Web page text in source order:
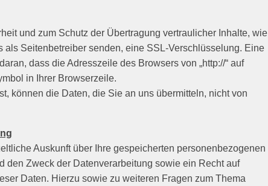
und zum Schutz der Übertragung vertraulicher Inhalte, wie
als Seitenbetreiber senden, eine SSL-Verschlüsselung. Eine
dass die Adresszeile des Browsers von „http://“ auf
in Ihrer Browserzeile.
können die Daten, die Sie an uns übermitteln, nicht von
Auskunft über Ihre gespeicherten personenbezogenen
den Zweck der Datenverarbeitung sowie ein Recht auf
Daten. Hierzu sowie zu weiteren Fragen zum Thema